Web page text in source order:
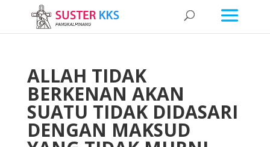
ALLAH TIDAK
BERKENAN AKAN
SUATU TIDAK DIDASARI
DENGAN MAKSUD